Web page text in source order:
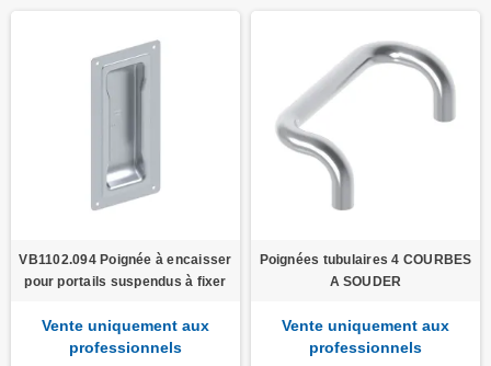
VB1102.094 Poignée à encaisser
pour portails suspendus à fixer
Vente uniquement aux
professionnels
Poignées tubulaires 4 COURBES
A SOUDER
Vente uniquement aux
professionnels